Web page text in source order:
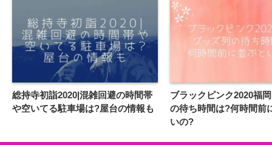
総持寺初詣2020|混雑回避の時間帯
や空いてる駐車場は?屋台の情報も
ブラックピンク2020福
の待ち時間は?何時間前
いの?